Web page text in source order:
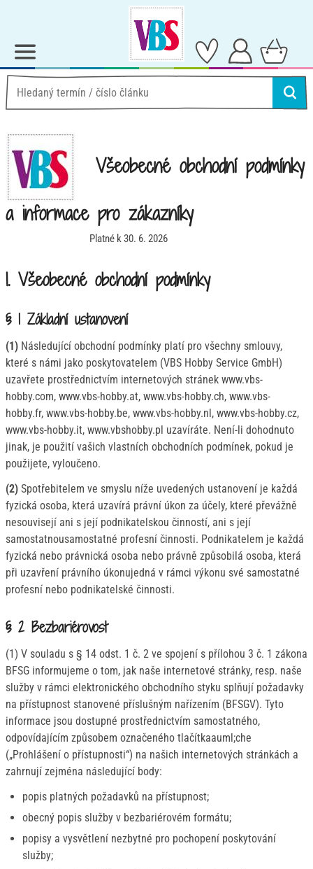
Všeobecné obchodní podmínky
a informace pro zákazníky
Platné k 30. 6. 2026
I. Všeobecné obchodní podmínky
§ 1 Základní ustanovení
(1) Následující obchodní podmínky platí pro všechny smlouvy,
které s námi jako poskytovatelem (VBS Hobby Service GmbH)
uzavřete prostřednictvím internetových stránek www.vbs-
hobby.com, www.vbs-hobby.at, www.vbs-hobby.ch, www.vbs-
hobby.fr, www.vbs-hobby.be, www.vbs-hobby.nl, www.vbs-hobby.cz,
www.vbs-hobby.it, www.vbshobby.pl uzavíráte. Není-li dohodnuto
jinak, je použití vašich vlastních obchodních podmínek, pokud je
použijete, vyloučeno.
(2) Spotřebitelem ve smyslu níže uvedených ustanovení je každá
fyzická osoba, která uzavírá právní úkon za účely, které převážně
nesouvisejí ani s její podnikatelskou činností, ani s její
samostatnousamostatné profesní činnosti. Podnikatelem je každá
fyzická nebo právnická osoba nebo právně způsobilá osoba, která
při uzavření právního úkonujedná v rámci výkonu své samostatné
profesní nebo podnikatelské činnosti.
§ 2 Bezbariérovost
(1) V souladu s § 14 odst. 1 č. 2 ve spojení s přílohou 3 č. 1 zákona
BFSG informujeme o tom, jak naše internetové stránky, resp. naše
služby v rámci elektronického obchodního styku splňují požadavky
na přístupnost stanovené příslušným nařízením (BFSGV). Tyto
informace jsou dostupné prostřednictvím samostatného,
odpovídajícím způsobem označeného tlačítkaauml;che
(„Prohlášení o přístupnosti“) na našich internetových stránkách a
zahrnují zejména následující body:
popis platných požadavků na přístupnost;
obecný popis služby v bezbariérovém formátu;
popisy a vysvětlení nezbytné pro pochopení poskytování
služby;